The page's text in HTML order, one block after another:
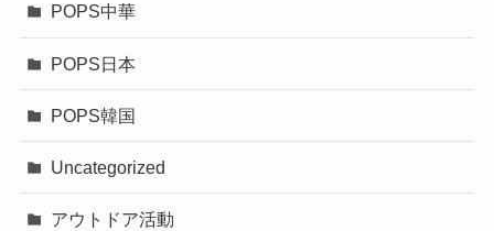
POPS中華
POPS日本
POPS韓国
Uncategorized
アウトドア活動